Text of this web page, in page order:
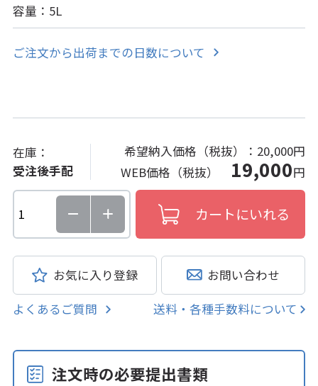
容量：5L
ご注文から出荷までの日数について
在庫：
受注後手配
希望納入価格（税抜）： 20,000円
WEB価格（税抜） 19,000円
お気に入り登録 お問い合わせ
よくあるご質問 送料・各種手数料について
注文時の必要提出書類